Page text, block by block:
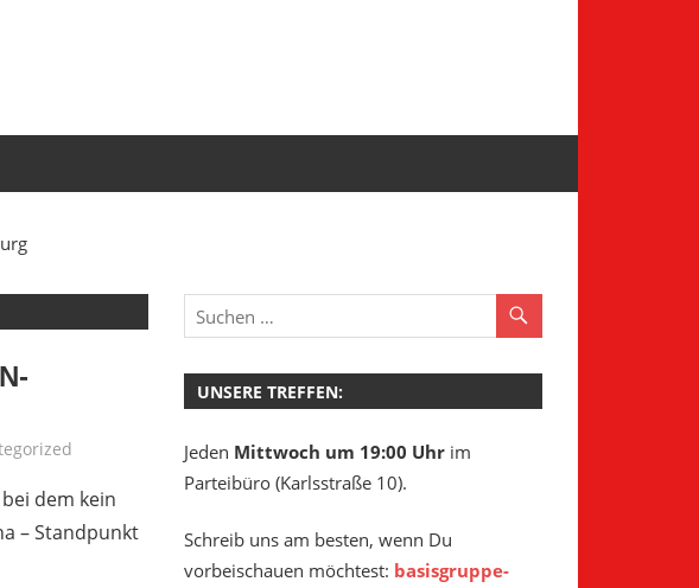
dem kein
– Standpunkt
UNSERE TREFFEN:
Jeden Mittwoch um 19:00 Uhrim
Parteibüro (Karlsstraße 10).
Schreib uns am besten, wenn Du
vorbeischauen möchtest: basisgruppe-